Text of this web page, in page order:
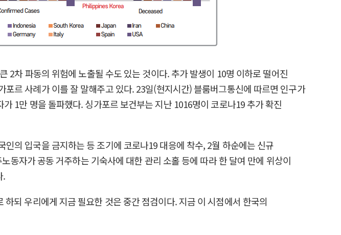
2차 파동의 위험에 노출될 수도 있는 것이다. 추가 발생이 10명 이하로 떨어진
르 사례가 이를 잘 말해주고 있다. 23일(현지시간) 블룸버그통신에 따르면 인구가
1만 명을 돌파했다. 싱가포르 보건부는 지난 1016명이 코로나19 추가 확진
의 입국을 금지하는 등 조기에 코로나19 대응에 착수, 2월 하순에는 신규
동자가 공동 거주하는 기숙사에 대한 관리 소홀 등에 따라 한 달여 만에 위상이
.
되 우리에게 지금 필요한 것은 중간 점검이다. 지금 이 시점에서 한국의